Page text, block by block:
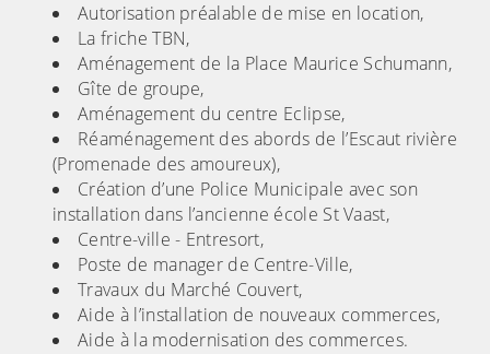
Autorisation préalable de mise en location,
La friche TBN,
Aménagement de la Place Maurice Schumann,
Gîte de groupe,
Aménagement du centre Eclipse,
Réaménagement des abords de l’Escaut rivière
(Promenade des amoureux),
Création d’une Police Municipale avec son
installation dans l’ancienne école St Vaast,
Centre-ville - Entresort,
Poste de manager de Centre-Ville,
Travaux du Marché Couvert,
Aide à l’installation de nouveaux commerces,
Aide à la modernisation des commerces.